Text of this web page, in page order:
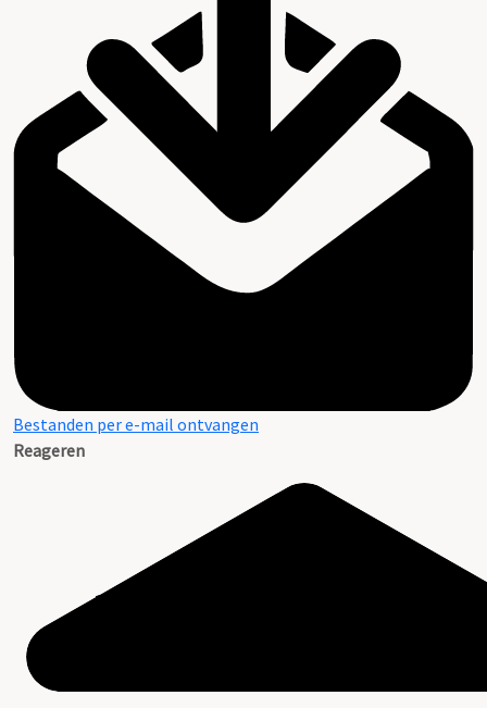
Bestanden per e-mail ontvangen
Reageren